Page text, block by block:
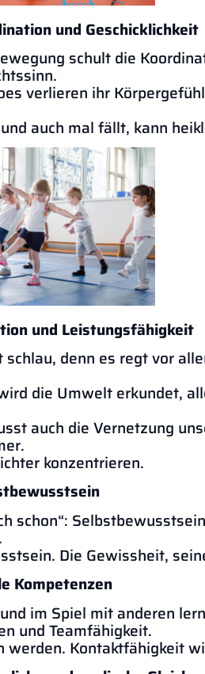
und Geschicklichkeit
schult die
verlieren ihr
auch mal fällt, kann
und Leistungsfähigkeit
schlau, denn es regt vor
die Umwelt erkundet,
auch die Vernetzung
konzentrieren.
schon“:
etwas. Aus
Die Gewissheit,
Kompetenzen
im Spiel mit anderen
und
werden. Kontaktfähigkeit